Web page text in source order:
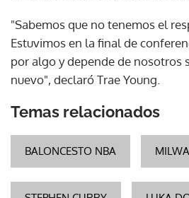
"Sabemos que no tenemos el
Estuvimos en la final de
por algo y depende de nosotros
nuevo", declaró Trae Young.
Temas relacionados
BALONCESTO NBA